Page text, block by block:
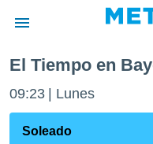
de
por
El Tiempo en
09:23 Lunes
Soleado